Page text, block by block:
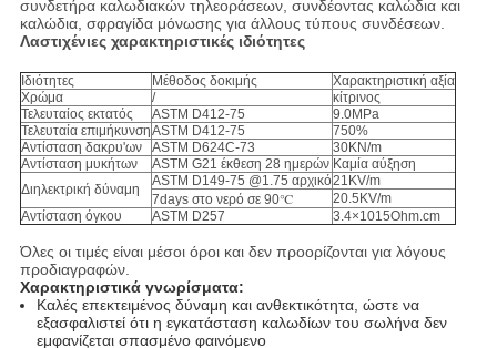
συνδετήρα καλωδιακών τηλεοράσεων, συνδέοντας καλώδια και
καλώδια, σφραγίδα μόνωσης για άλλους τύπους συνδέσεων.
Λαστιχένιες χαρακτηριστικές ιδιότητες
Ιδιότητες Μέθοδος δοκιμής
Χαρακτηριστική αξία
Χρώμα
/
κίτρινος
Τελευταίος εκτατός
ASTM D412-75
9.0MPa
Τελευταία επιμήκυνσηASTM D412-75
750%
Αντίσταση δακρυ'ων
ASTM D624C-73
30KN/m
Αντίσταση μυκήτων
ASTM G21 έκθεση 28 ημερών Καμία αύξηση
Διηλεκτρική δύναμη
ASTM D149-75 @1.75 αρχικό21KV/m
7days στο νερό σε 90℃
20.5KV/m
Αντίσταση όγκου
ASTM D257 3.4×1015Ohm.cm
Όλες οι τιμές είναι μέσοι όροι και δεν προορίζονται για λόγους
προδιαγραφών.
Χαρακτηριστικά γνωρίσματα:
Καλές επεκτειμένος δύναμη και ανθεκτικότητα, ώστε να
εξασφαλιστεί ότι η εγκατάσταση καλωδίων του σωλήνα δεν
εμφανίζεται σπασμένο φαινόμενο